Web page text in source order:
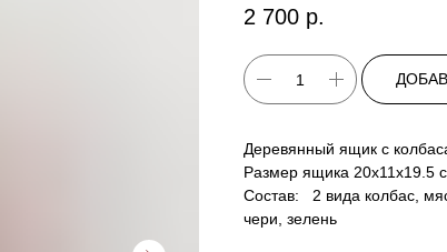
2 700 р.
Деревянный ящик с
Размер ящика 20х11х19.5
Состав: 2 вида колбас,
чери, зелень